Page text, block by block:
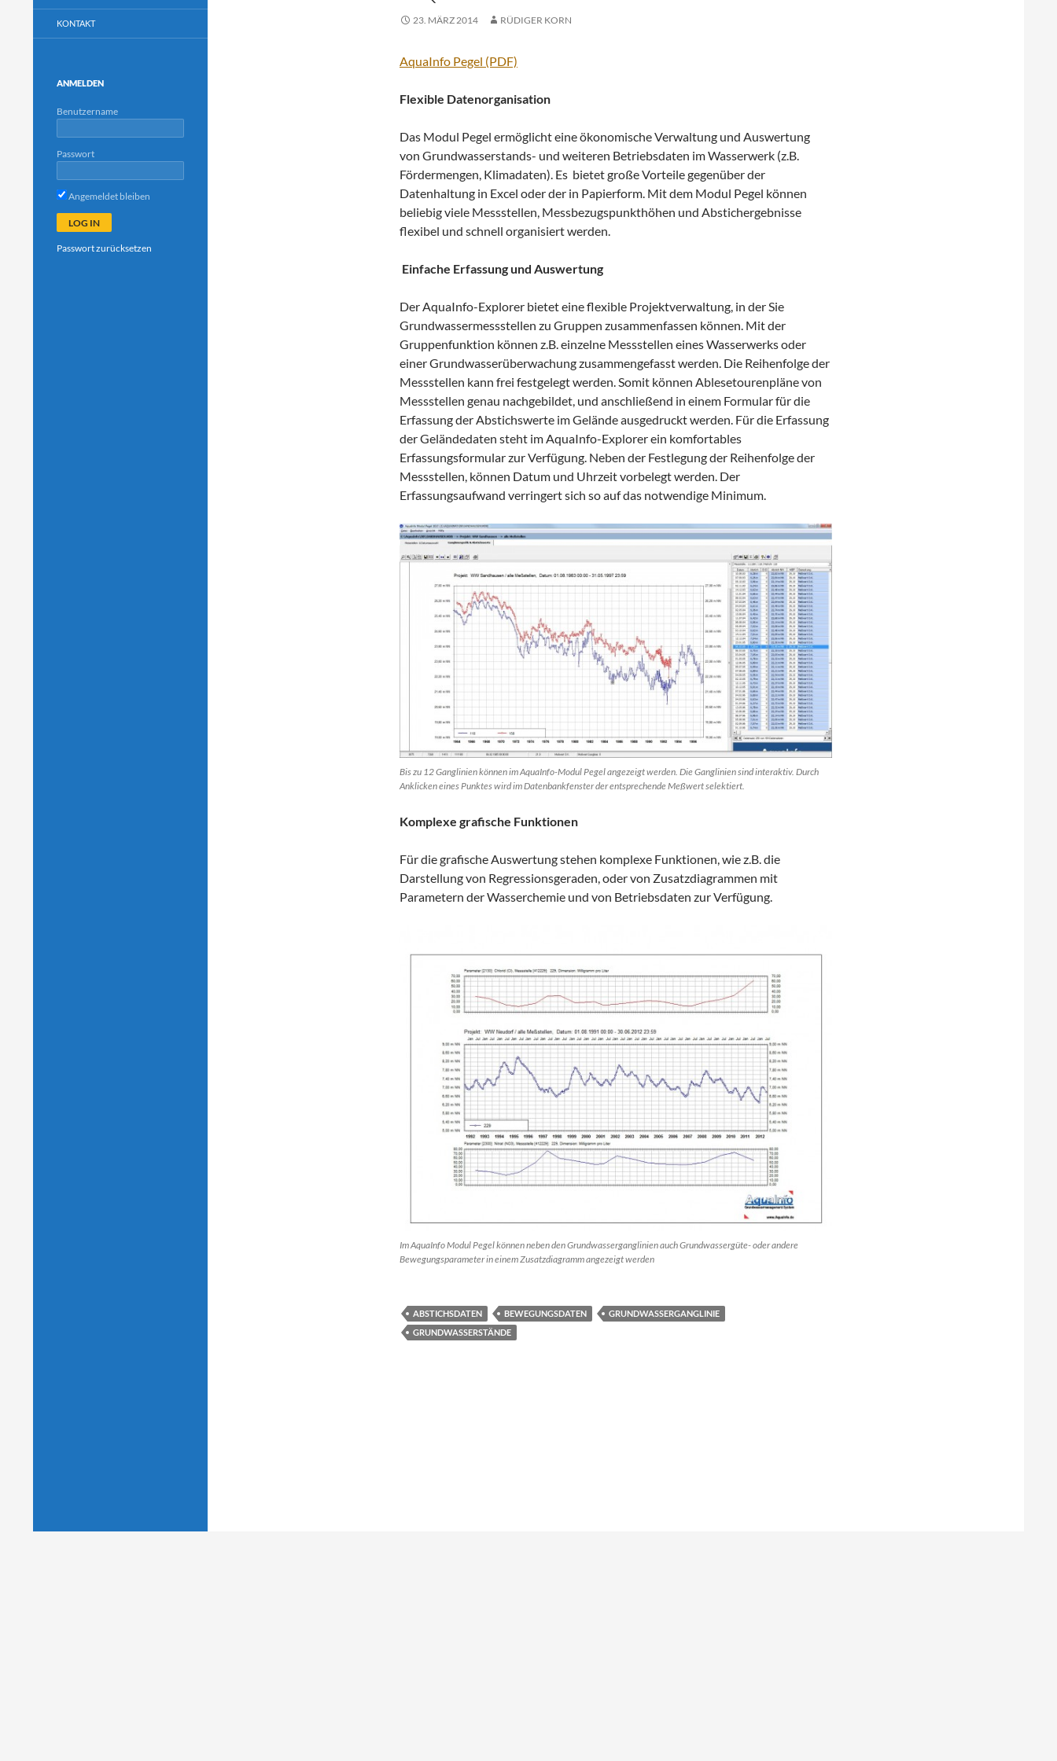
23. MÄRZ 2014 RÜDIGER KORN
AquaInfo Pegel (PDF)
Flexible Datenorganisation
Das Modul Pegel ermöglicht eine ökonomische Verwaltung und Auswertung
von Grundwasserstands- und weiteren Betriebsdaten im Wasserwerk (z.B.
Fördermengen, Klimadaten). Es bietet große Vorteile gegenüber der
Datenhaltung in Excel oder der in Papierform. Mit dem Modul Pegel können
beliebig viele Messstellen, Messbezugspunkthöhen und Abstichergebnisse
flexibel und schnell organisiert werden.
Einfache Erfassung und Auswertung
Der AquaInfo-Explorer bietet eine flexible Projektverwaltung, in der Sie
Grundwassermessstellen zu Gruppen zusammenfassen können. Mit der
Gruppenfunktion können z.B. einzelne Messstellen eines Wasserwerks oder
einer Grundwasserüberwachung zusammengefasst werden. Die Reihenfolge der
Messstellen kann frei festgelegt werden. Somit können Ablesetourenpläne von
Messstellen genau nachgebildet, und anschließend in einem Formular für die
Erfassung der Abstichswerte im Gelände ausgedruckt werden. Für die Erfassung
der Geländedaten steht im AquaInfo-Explorer ein komfortables
Erfassungsformular zur Verfügung. Neben der Festlegung der Reihenfolge der
Messstellen, können Datum und Uhrzeit vorbelegt werden. Der
Erfassungsaufwand verringert sich so auf das notwendige Minimum.
Bis zu 12 Ganglinien können im AquaInfo-Modul Pegel angezeigt werden. Die Ganglinien sind interaktiv. Durch
Anklicken eines Punktes wird im Datenbankfenster der entsprechende Meßwert selektiert.
Komplexe grafische Funktionen
Für die grafische Auswertung stehen komplexe Funktionen, wie z.B. die
Darstellung von Regressionsgeraden, oder von Zusatzdiagrammen mit
Parametern der Wasserchemie und von Betriebsdaten zur Verfügung.
Im AquaInfo Modul Pegel können neben den Grundwasserganglinien auch Grundwassergüte- oder andere
Bewegungsparameter in einem Zusatzdiagramm angezeigt werden
ABSTICHSDATEN BEWEGUNGSDATEN
GRUNDWASSERGANGLINIE
GRUNDWASSERSTÄNDE
KONTAKT
ANMELDEN
Benutzername
Passwort
Angemeldet bleiben
Passwort zurücksetzen